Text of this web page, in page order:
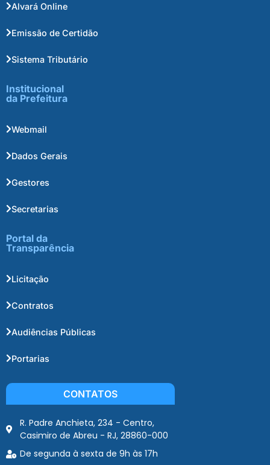
Alvará Online
Emissão de Certidão
Sistema Tributário
Institucional
da Prefeitura
Webmail
Dados Gerais
Gestores
Secretarias
Portal da
Transparência
Licitação
Contratos
Audiências Públicas
Portarias
CONTATOS
R. Padre Anchieta, 234 - Centro,
Casimiro de Abreu - RJ, 28860-000
De segunda à sexta de 9h às 17h